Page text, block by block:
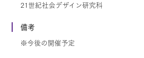
21世紀社会デザイン研究科
備考
※今後の開催予定